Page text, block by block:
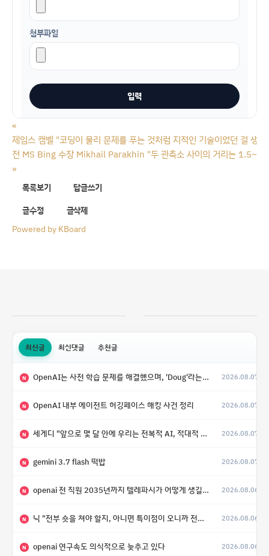
첨부파일
«
제임스 캠벨 "코딩이 물리 문제를 푸는 것처럼 지적인 기술이었던 걸 생
전 MS Bing 수장 Mikhail Parakhin "두 관측소 사이의 거리는 1.5~2
»
목록보기
답글쓰기
글수정
글삭제
Powered by KBoard
최신글 최신댓글 추천글
N OpenAI는 사전 학습 문제를 해결했으며, 'Doug'라는 코드명을 가진 훨씬 더 큰 모델을 활발히 개발 중 2026.08.07
N OpenAI 내부 에이전트 허깅페이스 해킹 사건 정리 2026.08.07
N 세게디 "앞으로 몇 달 안에 우리는 전복적 AI, 적대적 AI 둘 다 보게 될 것" 2026.08.07
N gemini 3.7 flash 떡밥 2026.08.07
N openai 전 직원 2035년까지 텔레파시가 어떻게 생길 수 있는지 2026.08.06
N 닉 "전부 숏을 쳐야 할지, 아니면 특이점이 오니까 전부 롱을 쳐야 할지 모르겠다.” 2026.08.06
N openai 연구속도 의식적으로 늦추고 있다 2026.08.06